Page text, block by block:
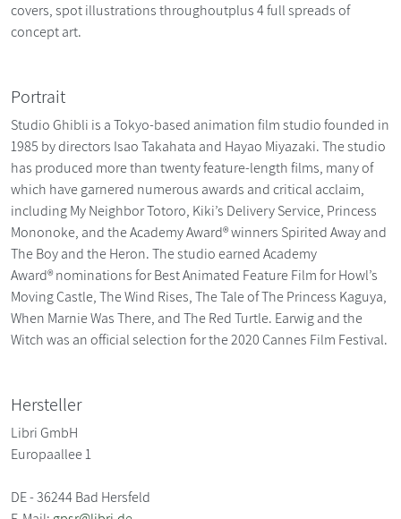
covers, spot illustrations throughoutplus 4 full spreads of
concept art.
Portrait
Studio Ghibli is a Tokyo-based animation film studio founded in
1985 by directors Isao Takahata and Hayao Miyazaki. The studio
has produced more than twenty feature-length films, many of
which have garnered numerous awards and critical acclaim,
including My Neighbor Totoro, Kiki’s Delivery Service, Princess
Mononoke, and the Academy Award® winners Spirited Away and
The Boy and the Heron. The studio earned Academy
Award® nominations for Best Animated Feature Film for Howl’s
Moving Castle, The Wind Rises, The Tale of The Princess Kaguya,
When Marnie Was There, and The Red Turtle. Earwig and the
Witch was an official selection for the 2020 Cannes Film Festival.
Hersteller
Libri GmbH
Europaallee 1
DE - 36244 Bad Hersfeld